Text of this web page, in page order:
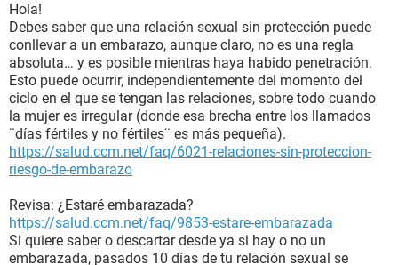
Hola!
Debes saber que una relación sexual sin protección puede
conllevar a un embarazo, aunque claro, no es una regla
absoluta… y es posible mientras haya habido penetración.
Esto puede ocurrir, independientemente del momento del
ciclo en el que se tengan las relaciones, sobre todo cuando
la mujer es irregular (donde esa brecha entre los llamados
¨días fértiles y no fértiles¨ es más pequeña).
https://salud.ccm.net/faq/6021-relaciones-sin-proteccion-
riesgo-de-embarazo
Revisa: ¿Estaré embarazada?
https://salud.ccm.net/faq/9853-estare-embarazada
Si quiere saber o descartar desde ya si hay o no un
embarazada, pasados 10 días de tu relación sexual se